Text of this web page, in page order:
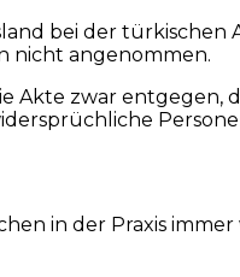
bei der
nicht angenommen.
Akte zwar entgegen,
in der Praxis